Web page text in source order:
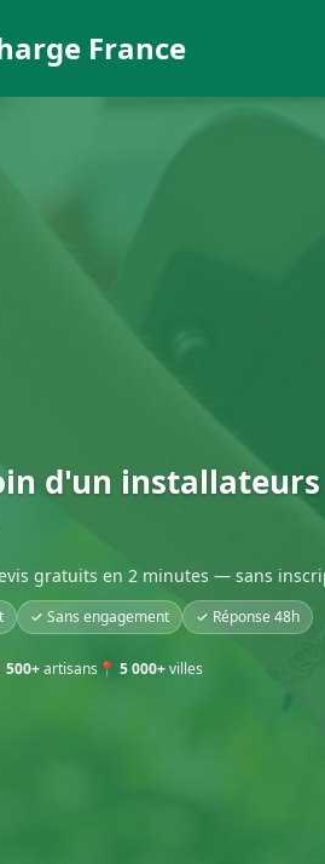
France
d'un
gratuits en 2 minutes — sans
✓ Sans engagement ✓ Réponse 48h
500+artisans 📍 5 000+villes